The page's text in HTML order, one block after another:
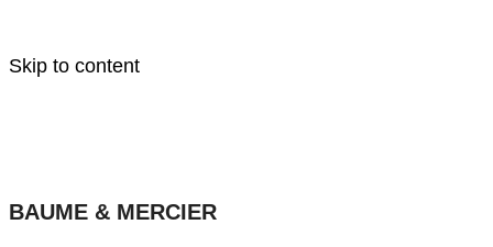
Skip to content
BAUME & MERCIER